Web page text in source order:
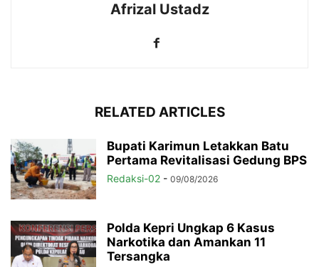
Afrizal Ustadz
RELATED ARTICLES
Bupati Karimun Letakkan Batu
Pertama Revitalisasi Gedung BPS
Redaksi-02 - 09/08/2026
Polda Kepri Ungkap 6 Kasus
Narkotika dan Amankan 11
Tersangka